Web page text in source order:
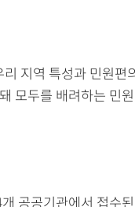
지역 특성과 민원편
모두를 배려하는 민
공공기관에서 접수